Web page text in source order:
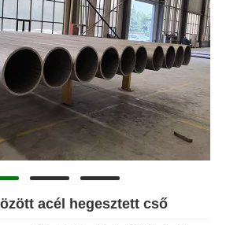
acél hegesztett cső